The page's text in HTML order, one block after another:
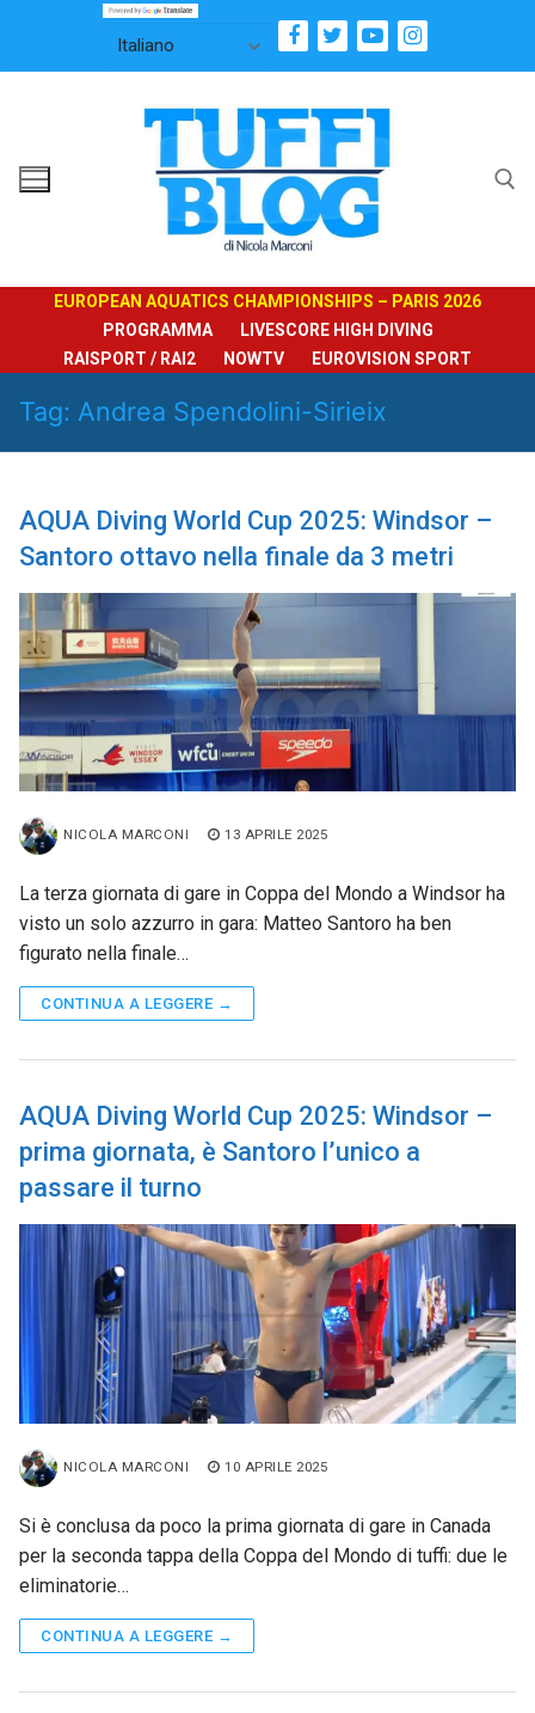
contenuto
EUROPEAN AQUATICS CHAMPIONSHIPS – PARIS 2026
PROGRAMMA
LIVESCORE HIGH DIVING
RAISPORT / RAI2
NOWTV EUROVISION SPORT
Tag: Andrea Spendolini-Sirieix
AQUA Diving World Cup 2025: Windsor –
Santoro ottavo nella finale da 3 metri
NICOLA MARCONI 13 APRILE 2025
La terza giornata di gare in Coppa del Mondo a Windsor ha
visto un solo azzurro in gara: Matteo Santoro ha ben
figurato nella finale…
CONTINUA A LEGGERE →
AQUA Diving World Cup 2025: Windsor –
prima giornata, è Santoro l’unico a
passare il turno
NICOLA MARCONI 10 APRILE 2025
Si è conclusa da poco la prima giornata di gare in Canada
per la seconda tappa della Coppa del Mondo di tuffi: due le
eliminatorie…
CONTINUA A LEGGERE →